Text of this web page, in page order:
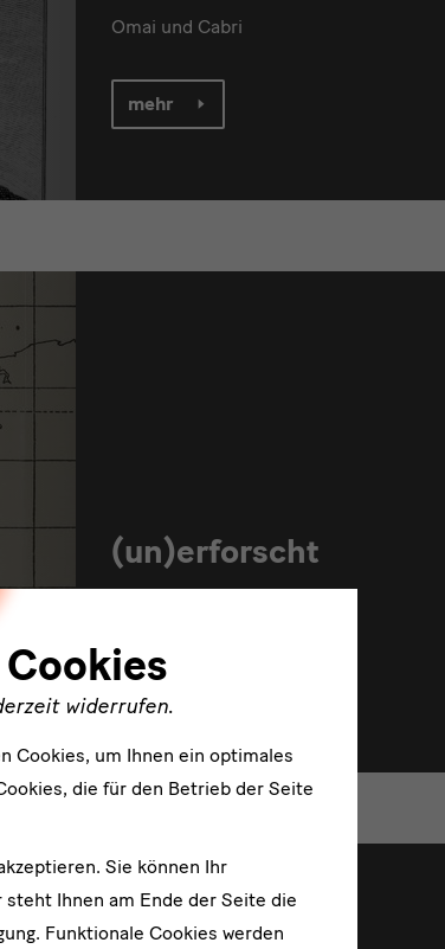
Omai und Cabri
mehr
(un)erforscht
mehr
widerrufen.
Cookies, um Ihnen ein optimales
die für den Betrieb der Seite
Sie können Ihr
Ihnen am Ende der Seite die
Funktionale Cookies werden